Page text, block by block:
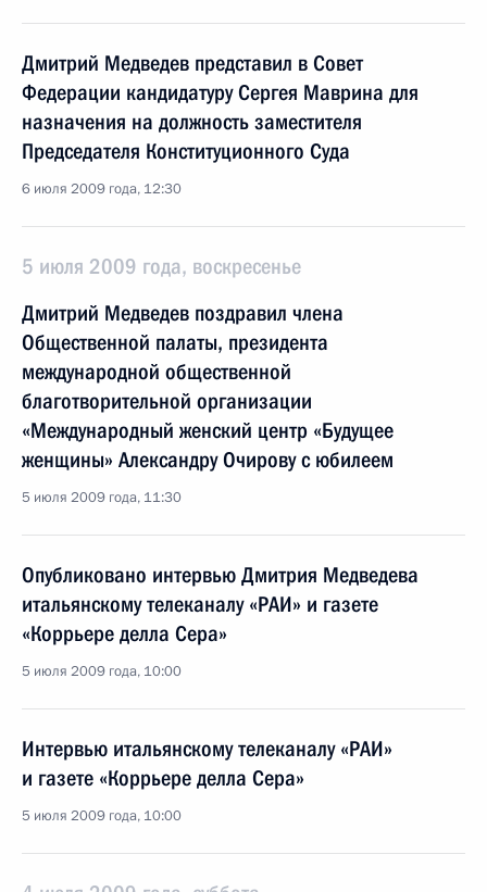
Дмитрий Медведев представил в Совет
Федерации кандидатуру Сергея Маврина для
назначения на должность заместителя
Председателя Конституционного Суда
6 июля 2009 года, 12:30
5 июля 2009 года, воскресенье
Дмитрий Медведев поздравил члена
Общественной палаты, президента
международной общественной
благотворительной организации
«Международный женский центр «Будущее
женщины» Александру Очирову с юбилеем
5 июля 2009 года, 11:30
Опубликовано интервью Дмитрия Медведева
итальянскому телеканалу «РАИ» и газете
«Коррьере делла Сера»
5 июля 2009 года, 10:00
Интервью итальянскому телеканалу «РАИ»
и газете «Коррьере делла Сера»
5 июля 2009 года, 10:00